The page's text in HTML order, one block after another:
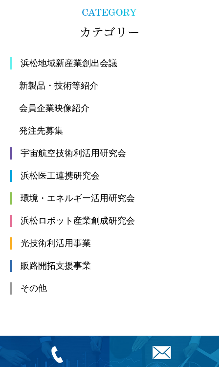
カテゴリー
浜松地域新産業創出会議
新製品・技術等紹介
会員企業映像紹介
発注先募集
宇宙航空技術利活用研究会
浜松医工連携研究会
環境・エネルギー活用研究会
浜松ロボット産業創成研究会
光技術利活用事業
販路開拓支援事業
その他